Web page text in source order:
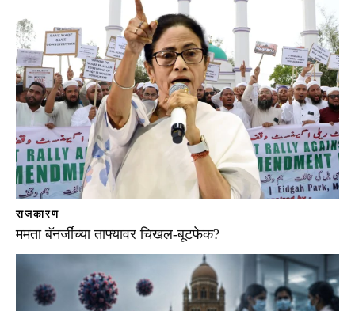
राजकारण
ममता बॅनर्जींच्या ताफ्यावर चिखल-बूटफेक?